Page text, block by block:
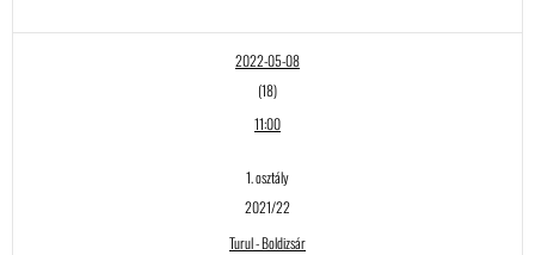
2022-05-08
(18)
11:00
1. osztály
2021/22
Turul - Boldizsár